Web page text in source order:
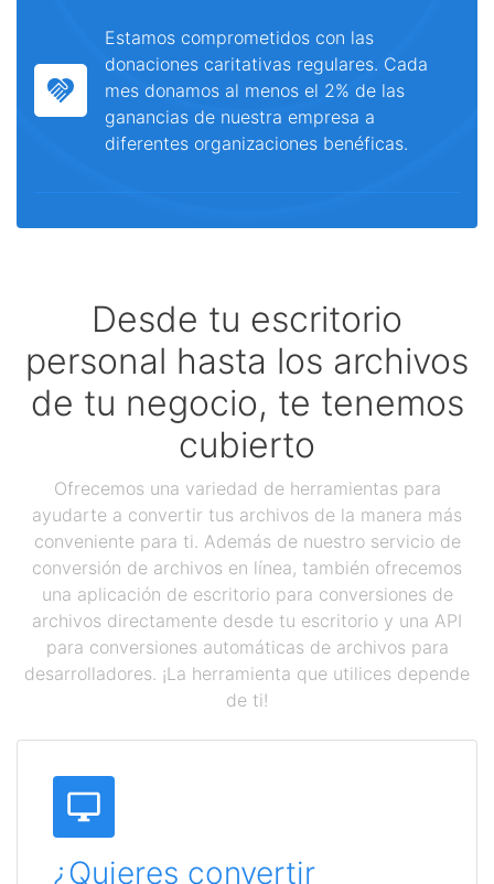
Estamos comprometidos con las
donaciones caritativas regulares. Cada
mes donamos al menos el 2% de las
ganancias de nuestra empresa a
diferentes organizaciones benéficas.
Desde tu escritorio
personal hasta los archivos
de tu negocio, te tenemos
cubierto
Ofrecemos una variedad de herramientas para
ayudarte a convertir tus archivos de la manera más
conveniente para ti. Además de nuestro servicio de
conversión de archivos en línea, también ofrecemos
una aplicación de escritorio para conversiones de
archivos directamente desde tu escritorio y una API
para conversiones automáticas de archivos para
desarrolladores. ¡La herramienta que utilices depende
de ti!
¿Quieres convertir